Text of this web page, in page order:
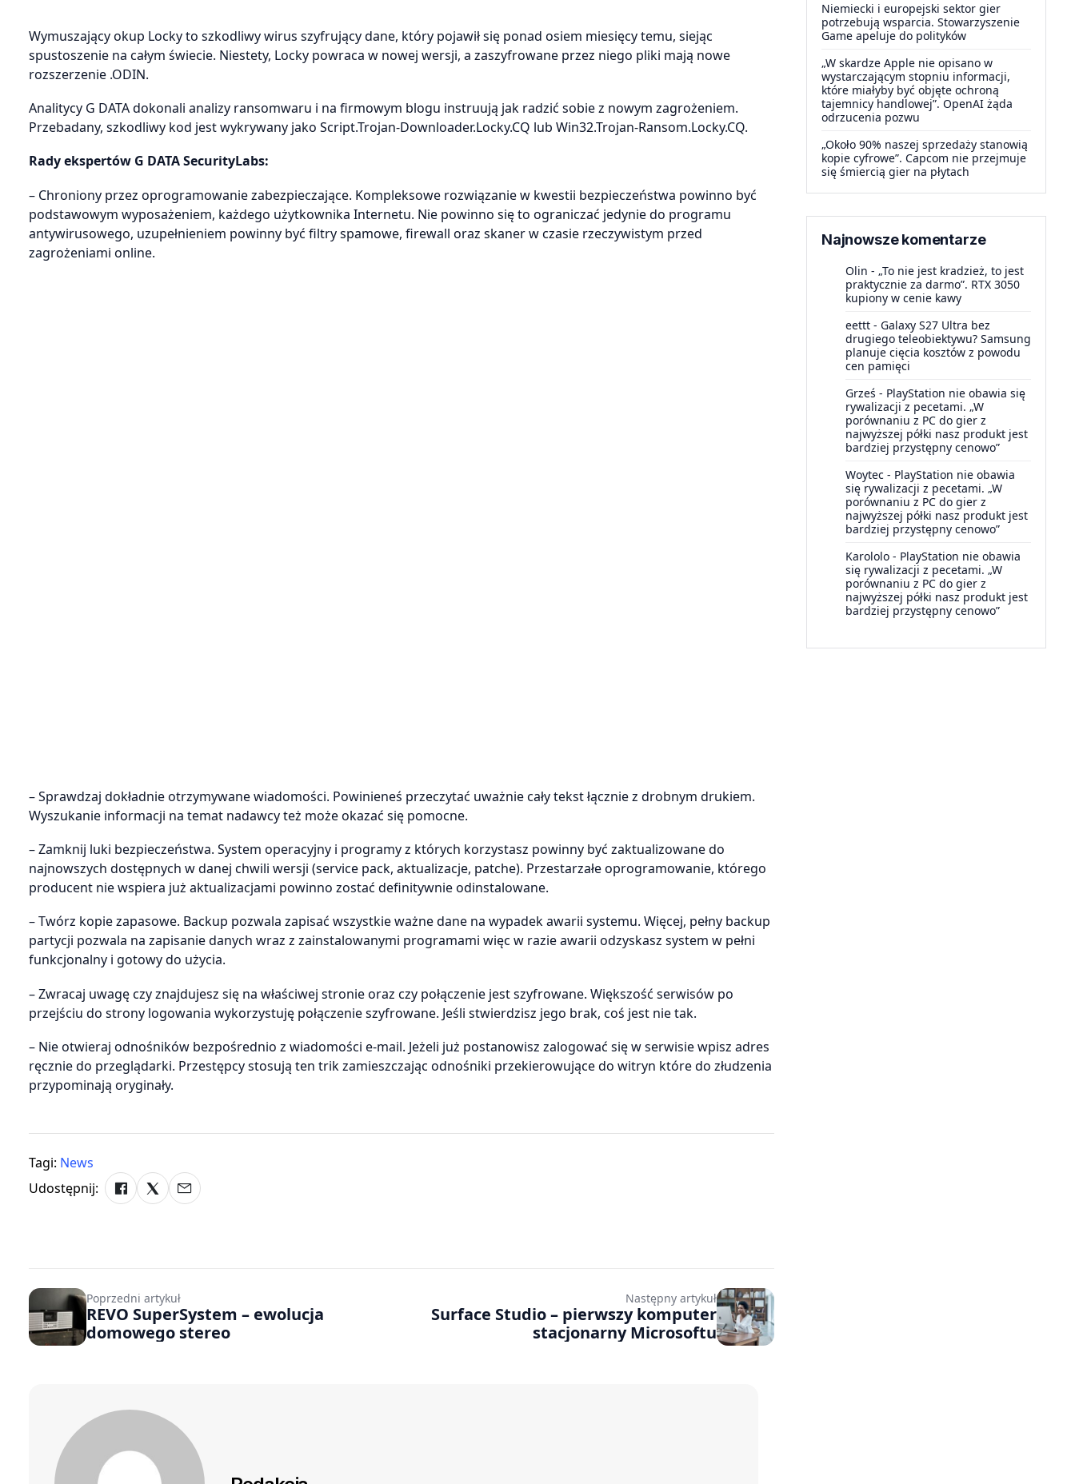
Wymuszający okup Locky to szkodliwy wirus szyfrujący dane, który pojawił się ponad osiem miesięcy temu, siejąc
spustoszenie na całym świecie. Niestety, Locky powraca w nowej wersji, a zaszyfrowane przez niego pliki mają nowe
rozszerzenie .ODIN.
Analitycy G DATA dokonali analizy ransomwaru i na firmowym blogu instruują jak radzić sobie z nowym zagrożeniem.
Przebadany, szkodliwy kod jest wykrywany jako Script.Trojan-Downloader.Locky.CQ lub Win32.Trojan-Ransom.Locky.CQ.
Rady ekspertów G DATA SecurityLabs:
– Chroniony przez oprogramowanie zabezpieczające. Kompleksowe rozwiązanie w kwestii bezpieczeństwa powinno być
podstawowym wyposażeniem, każdego użytkownika Internetu. Nie powinno się to ograniczać jedynie do programu
antywirusowego, uzupełnieniem powinny być filtry spamowe, firewall oraz skaner w czasie rzeczywistym przed
zagrożeniami online.
– Sprawdzaj dokładnie otrzymywane wiadomości. Powinieneś przeczytać uważnie cały tekst łącznie z drobnym drukiem.
Wyszukanie informacji na temat nadawcy też może okazać się pomocne.
– Zamknij luki bezpieczeństwa. System operacyjny i programy z których korzystasz powinny być zaktualizowane do
najnowszych dostępnych w danej chwili wersji (service pack, aktualizacje, patche). Przestarzałe oprogramowanie, którego
producent nie wspiera już aktualizacjami powinno zostać definitywnie odinstalowane.
– Twórz kopie zapasowe. Backup pozwala zapisać wszystkie ważne dane na wypadek awarii systemu. Więcej, pełny backup
partycji pozwala na zapisanie danych wraz z zainstalowanymi programami więc w razie awarii odzyskasz system w pełni
funkcjonalny i gotowy do użycia.
– Zwracaj uwagę czy znajdujesz się na właściwej stronie oraz czy połączenie jest szyfrowane. Większość serwisów po
przejściu do strony logowania wykorzystuję połączenie szyfrowane. Jeśli stwierdzisz jego brak, coś jest nie tak.
– Nie otwieraj odnośników bezpośrednio z wiadomości e-mail. Jeżeli już postanowisz zalogować się w serwisie wpisz adres
ręcznie do przeglądarki. Przestępcy stosują ten trik zamieszczając odnośniki przekierowujące do witryn które do złudzenia
przypominają oryginały.
Tagi: News
Udostępnij:
Niemiecki i europejski sektor gier
potrzebują wsparcia. Stowarzyszenie
Game apeluje do polityków
„W skardze Apple nie opisano w
wystarczającym stopniu informacji,
które miałyby być objęte ochroną
tajemnicy handlowej”. OpenAI żąda
odrzucenia pozwu
„Około 90% naszej sprzedaży stanowią
kopie cyfrowe”. Capcom nie przejmuje
się śmiercią gier na płytach
Najnowsze komentarze
Olin - „To nie jest kradzież, to jest
praktycznie za darmo”. RTX 3050
kupiony w cenie kawy
eettt - Galaxy S27 Ultra bez
drugiego teleobiektywu? Samsung
planuje cięcia kosztów z powodu
cen pamięci
Grześ - PlayStation nie obawia się
rywalizacji z pecetami. „W
porównaniu z PC do gier z
najwyższej półki nasz produkt jest
bardziej przystępny cenowo”
Woytec - PlayStation nie obawia
się rywalizacji z pecetami. „W
porównaniu z PC do gier z
najwyższej półki nasz produkt jest
bardziej przystępny cenowo”
Karololo - PlayStation nie obawia
się rywalizacji z pecetami. „W
porównaniu z PC do gier z
najwyższej półki nasz produkt jest
bardziej przystępny cenowo”
Poprzedni artykuł
REVO SuperSystem – ewolucja
domowego stereo
Następny artykuł
Surface Studio – pierwszy komputer
stacjonarny Microsoftu